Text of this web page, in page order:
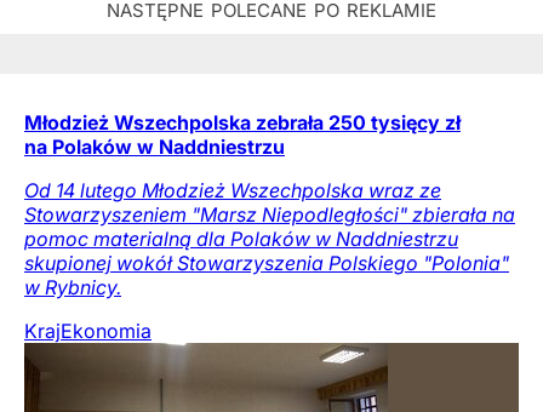
Młodzież Wszechpolska zebrała 250 tysięcy zł
na Polaków w Naddniestrzu
Od 14 lutego Młodzież Wszechpolska wraz ze
Stowarzyszeniem "Marsz Niepodległości" zbierała na
pomoc materialną dla Polaków w Naddniestrzu
skupionej wokół Stowarzyszenia Polskiego "Polonia"
w Rybnicy.
KrajEkonomia